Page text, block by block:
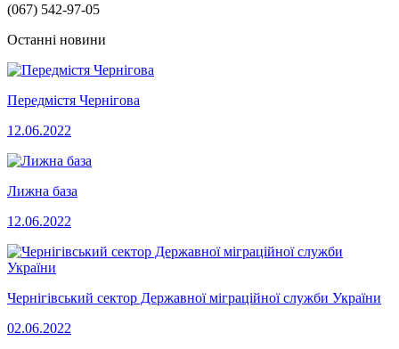
(067) 542-97-05
Останні новини
Передмістя Чернігова
12.06.2022
Лижна база
12.06.2022
Чернігівський сектор Державної міграційної служби України
02.06.2022